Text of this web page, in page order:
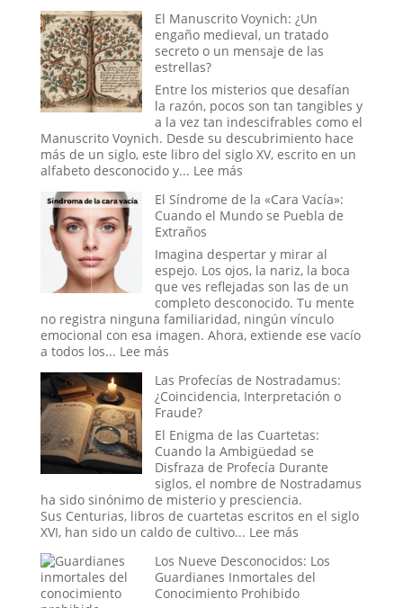
el
Cielo
Abre
Compuertas:
El
Misterio
y
la
Ciencia
las
Lluvias
Animales
El Manuscrito Voynich: ¿Un
engaño medieval, un tratado
secreto o un mensaje de las
estrellas?
Entre los misterios que desafían
la razón, pocos son tan tangibles y
a la vez tan indescifrables como el
Manuscrito Voynich. Desde su descubrimiento hace
más de un siglo, este libro del siglo XV, escrito en un
alfabeto desconocido y... Lee más:
Manuscrito
Voynich:
engaño
medieval,
un
tratado
secreto
o
de
las
El Síndrome de la «Cara Vacía»:
Cuando el Mundo se Puebla de
Extraños
Imagina despertar y mirar al
espejo. Los ojos, la nariz, la boca
que ves reflejadas son las de un
completo desconocido. Tu mente
no registra ninguna familiaridad, ningún vínculo
emocional con esa imagen. Ahora, extiende ese vacío
a todos los... Lee más:
Síndrome
de
la
«Cara
Vacía»:
Cuando
el
Mundo
se
Puebla
Extraños
Las Profecías de Nostradamus:
¿Coincidencia, Interpretación o
Fraude?
El Enigma de las Cuartetas:
Cuando la Ambigüedad se
Disfraza de Profecía Durante
siglos, el nombre de Nostradamus
ha sido sinónimo de misterio y presciencia.
Sus Centurias, libros de cuartetas escritos en el siglo
XVI, han sido un caldo de cultivo... Lee más:
Profecías
de
Nostradamus:
Los Nueve Desconocidos: Los
Guardianes Inmortales del
Conocimiento Prohibido